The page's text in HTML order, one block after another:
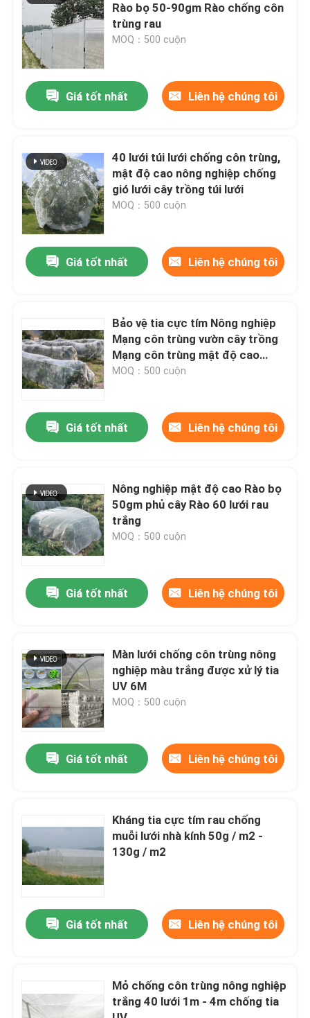
Sản phẩm
Về chúng tôi
Kiểm soát chất lượng
Yêu cầu báo giá
Russian website
Tấm rèm cửa lưới từ tính
Mạng bóng PE
Rào bọ 50-90gm Rào chống côn
trùng rau
MOQ：500 cuộn
Giá tốt nhất Liên hệ chúng tôi
40 lưới túi lưới chống côn trùng,
mật độ cao nông nghiệp chống
gió lưới cây trồng túi lưới
MOQ：500 cuộn
Giá tốt nhất Liên hệ chúng tôi
Bảo vệ tia cực tím Nông nghiệp
Mạng côn trùng vườn cây trồng
Mạng côn trùng mật độ cao
Mạng côn trùng nhà kính
MOQ：500 cuộn
Giá tốt nhất Liên hệ chúng tôi
Nông nghiệp mật độ cao Rào bọ
50gm phủ cây Rào 60 lưới rau
trắng
MOQ：500 cuộn
Giá tốt nhất Liên hệ chúng tôi
Màn lưới chống côn trùng nông
nghiệp màu trắng được xử lý tia
UV 6M
MOQ：500 cuộn
Giá tốt nhất Liên hệ chúng tôi
Kháng tia cực tím rau chống
muỗi lưới nhà kính 50g / m2 -
130g / m2
Giá tốt nhất Liên hệ chúng tôi
Mỏ chống côn trùng nông nghiệp
trắng 40 lưới 1m - 4m chống tia